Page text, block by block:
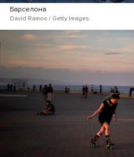
Барселона
David Ramos / Getty Images